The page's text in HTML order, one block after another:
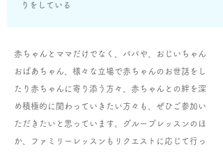
りをしている
赤ちゃんとママだけでなく、パパや、おじいちゃん
おばあちゃん、様々な立場で赤ちゃんのお世話をし
たり赤ちゃんに寄り添う方々、赤ちゃんとの絆を深
め積極的に関わっていきたい方々も、 ぜひご参加い
ただきたいと思っています。グループレッスンのほ
か、ファミリーレッスンもリクエストに応じて行っ